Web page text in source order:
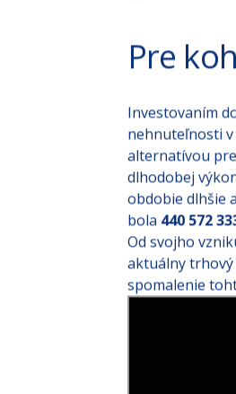
Pre
Investovaním
nehnuteľnosti
alternatívou
dlhodobej
obdobie dlhšie
bola440 572
Od svojho